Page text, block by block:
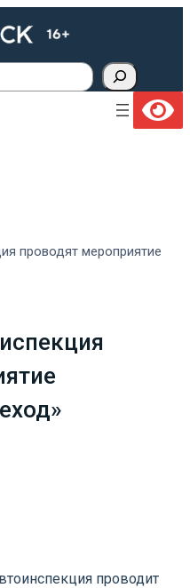
проводят мероприятие
проводит